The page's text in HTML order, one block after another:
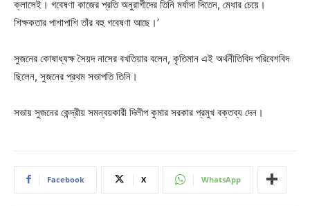
ক্লাসেই। গবেষণা কাজের প্রতি অনুরাগীদের তিনি মর্যাদা দিতেন, মেধার চেয়ে।
শিক্ষকতার পাশাপাশি তাঁর বহু গবেষণা আছে।’
সুজনের কোষাধ্যক্ষ সৈয়দ নাসের বখতিয়ার বলেন, কৃতিমান এই অর্থনীতিবিদ পরিবেশবিদ
ছিলেন, সুজনের প্রথম সভাপতি তিনি।
সভায় সুজনের কেন্দ্রীয় সমন্বয়কারী দিলীপ কুমার সরকার প্রমুখ বক্তব্য দেন।
Facebook X WhatsApp